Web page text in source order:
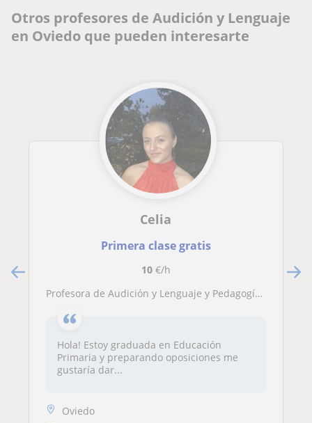
Otros profesores de Audición y Lenguaje
en Oviedo que pueden interesarte
Celia
Primera clase gratis
10€/h
Profesora de Audición y Lenguaje y Pedagogía Terapéutica ofrece clases particulares a niños de primaria
Hola! Estoy graduada en Educación
Primaria y preparando oposiciones me
gustaría dar...
Oviedo